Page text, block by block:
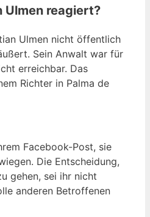
Ulmen reagiert?
Ulmen nicht öffentlich
Sein Anwalt war für
erreichbar. Das
Richter in Palma de
Facebook-Post, sie
Die Entscheidung,
gehen, sei ihr nicht
anderen Betroffenen